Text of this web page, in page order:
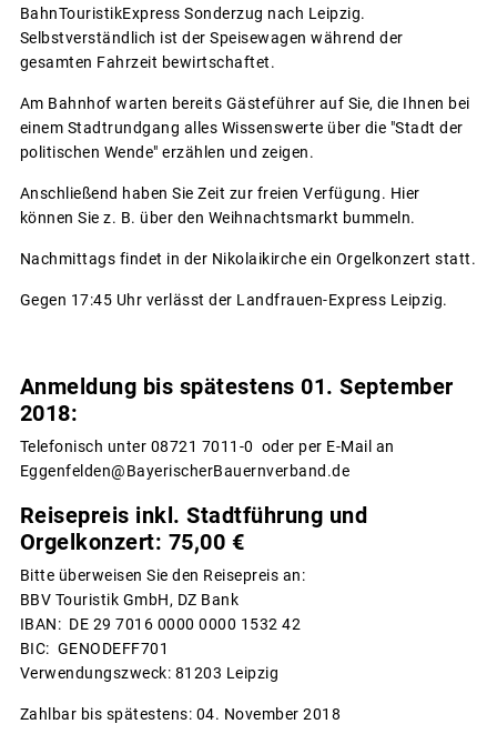
BahnTouristikExpress Sonderzug nach Leipzig.
Selbstverständlich ist der Speisewagen während der
gesamten Fahrzeit bewirtschaftet.
Am Bahnhof warten bereits Gästeführer auf Sie, die Ihnen bei
einem Stadtrundgang alles Wissenswerte über die "Stadt der
politischen Wende" erzählen und zeigen.
Anschließend haben Sie Zeit zur freien Verfügung. Hier
können Sie z. B. über den Weihnachtsmarkt bummeln.
Nachmittags findet in der Nikolaikirche ein Orgelkonzert statt.
Gegen 17:45 Uhr verlässt der Landfrauen-Express Leipzig.
Anmeldung bis spätestens 01. September
2018:
Telefonisch unter 08721 7011-0 oder per E-Mail an
Eggenfelden@BayerischerBauernverband.de
Reisepreis inkl. Stadtführung und
Orgelkonzert: 75,00 €
Bitte überweisen Sie den Reisepreis an:
BBV Touristik GmbH, DZ Bank
IBAN: DE 29 7016 0000 0000 1532 42
BIC: GENODEFF701
Verwendungszweck: 81203 Leipzig
Zahlbar bis spätestens: 04. November 2018